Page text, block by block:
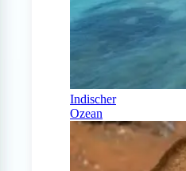
Indischer
Ozean